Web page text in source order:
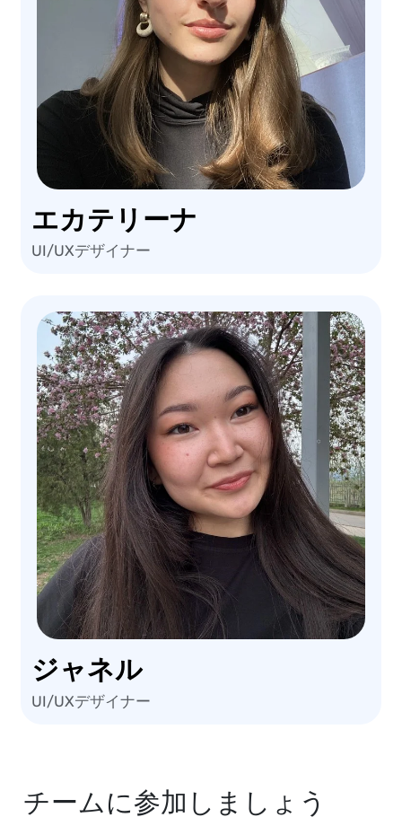
エカテリーナ
UI/UXデザイナー
ジャネル
UI/UXデザイナー
チームに参加しましょう